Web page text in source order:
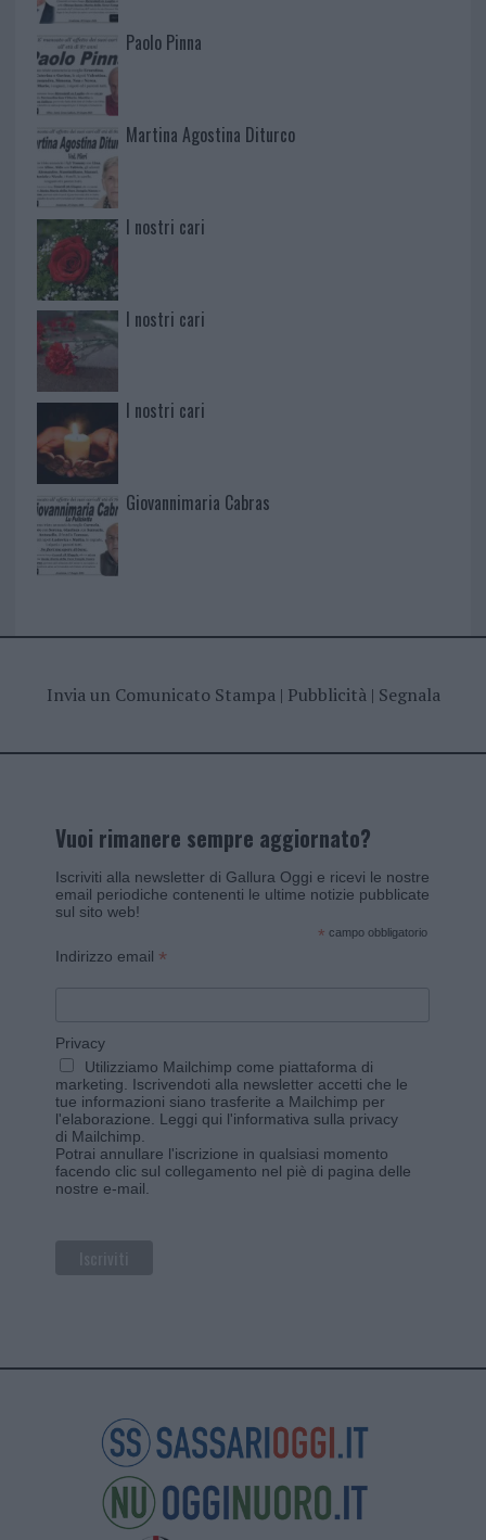
Paolo Pinna
Martina Agostina Diturco
I nostri cari
I nostri cari
I nostri cari
Giovannimaria Cabras
Invia un Comunicato Stampa| Pubblicità| Segnala
Vuoi rimanere sempre aggiornato?
Iscriviti alla newsletter di Gallura Oggi e ricevi le nostre
email periodiche contenenti le ultime notizie pubblicate
sul sito web!
* campo obbligatorio
Indirizzo email *
Privacy
Utilizziamo Mailchimp come piattaforma di
marketing. Iscrivendoti alla newsletter accetti che le
tue informazioni siano trasferite a Mailchimp per
l'elaborazione. Leggi qui l'informativa sulla privacy
di Mailchimp
Potrai annullare l'iscrizione in qualsiasi momento
facendo clic sul collegamento nel piè di pagina delle
nostre e-mail.